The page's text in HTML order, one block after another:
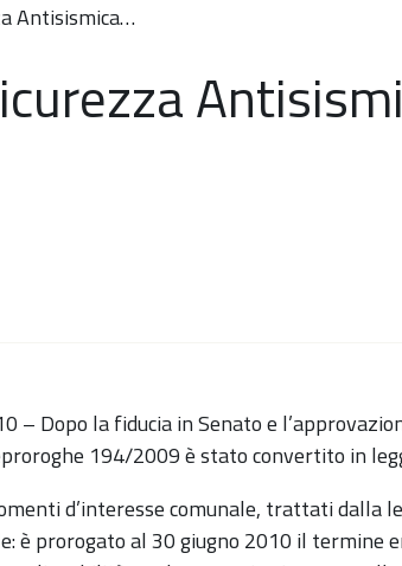
Antisismica…
– Dopo la fiducia in Senato e
194/2009 è stato convertito in
d’interesse comunale, trattati dalla
è prorogato al 30 giugno 2010 il